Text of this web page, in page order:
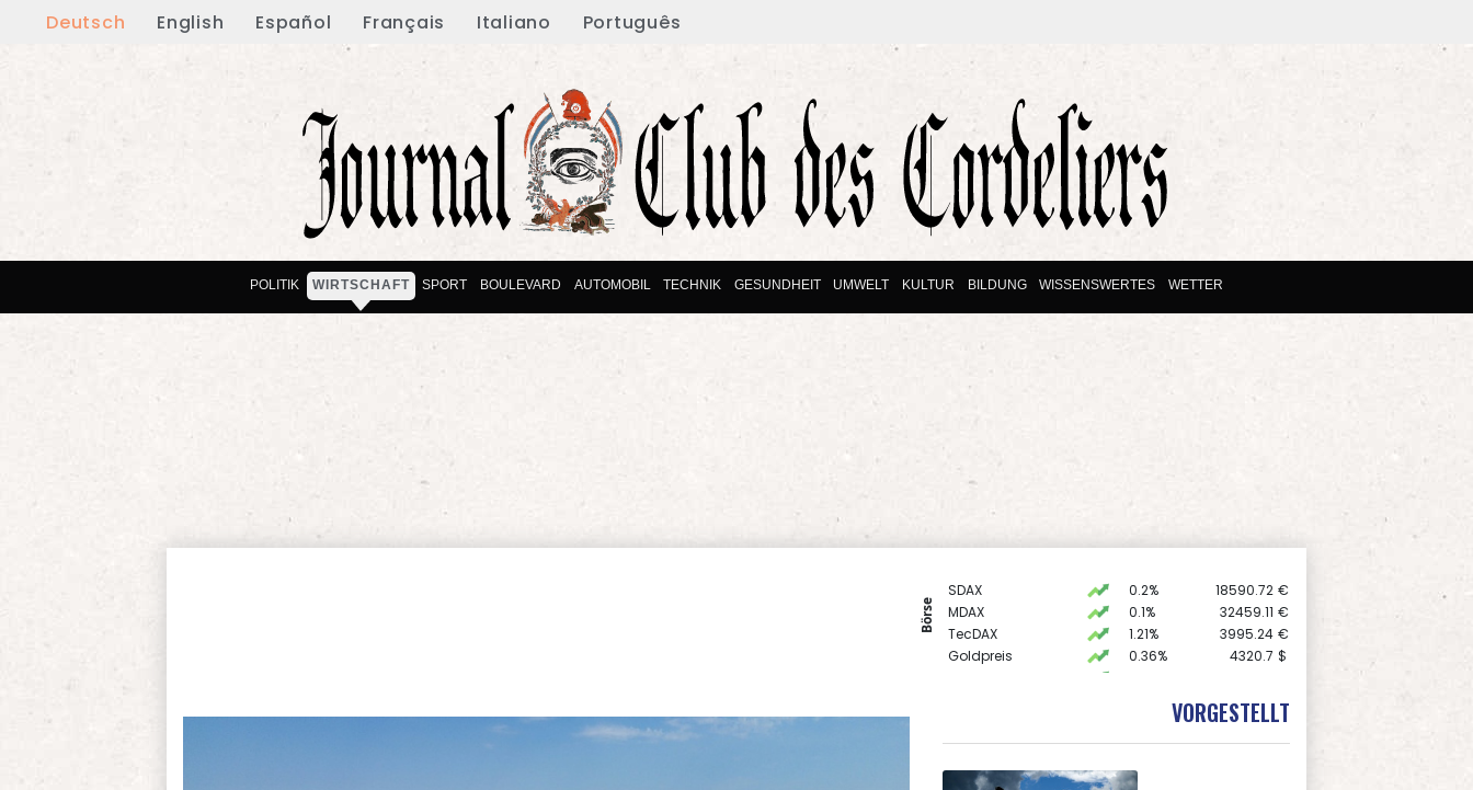
Deutsch English Español Français Italiano Português
POLITIK WIRTSCHAFT SPORT BOULEVARD AUTOMOBIL TECHNIK GESUNDHEIT UMWELT KULTUR BILDUNG WISSENSWERTES WETTER
Börse
SDAX 0.2% 18590.72 €
MDAX
0.1% 32459.11 €
TecDAX
1.21% 3995.24 €
Goldpreis
0.36% 4320.7 $
26169.89 €
-0.08% 1.1546 $
VORGESTELLT